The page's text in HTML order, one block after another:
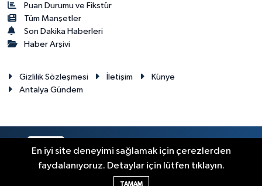
Puan Durumu ve Fikstür
Tüm Manşetler
Son Dakika Haberleri
Haber Arşivi
Gizlilik Sözleşmesi İletişim
Künye
Antalya Gündem
Haber Yazılımı:
En iyi site deneyimi sağlamak için çerezlerden
faydalanıyoruz. Detaylar için lütfen tıklayın.
TAMAM